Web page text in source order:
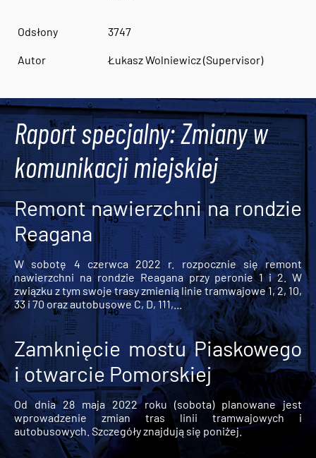
Odsłony 3747
Autor Łukasz Wolniewicz (Supervisor)
Raport specjalny: Zmiany w
komunikacji miejskiej
Remont nawierzchni na rondzie
Reagana
W sobotę 4 czerwca 2022 r. rozpocznie się remont
nawierzchni na rondzie Reagana przy peronie 1 i 2. W
związku z tym swoje trasy zmienią linie tramwajowe 1, 2, 10,
33 i 70 oraz autobusowe C, D, 111,...
Zamknięcie mostu Piaskowego
i otwarcie Pomorskiej
Od dnia 28 maja 2022 roku (sobota) planowane jest
wprowadzenie zmian tras linii tramwajowych i
autobusowych. Szczegóły znajdują się poniżej.